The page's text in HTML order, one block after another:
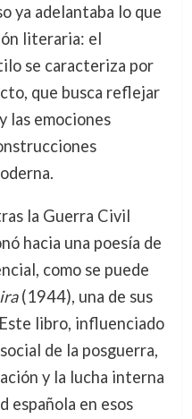
ya adelantaba lo que
literaria: el
se caracteriza por
que busca reflejar
las emociones
la Guerra Civil
hacia una poesía de
como se puede
(1944), una de sus
libro, influenciado
de la posguerra,
y la lucha interna
española en esos